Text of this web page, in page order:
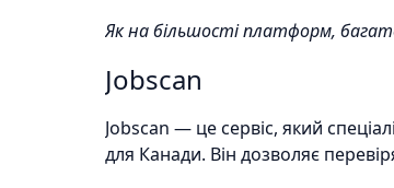
Як на більшості платформ,
Jobscan
Jobscan — це сервіс, який
для Канади. Він дозволяє